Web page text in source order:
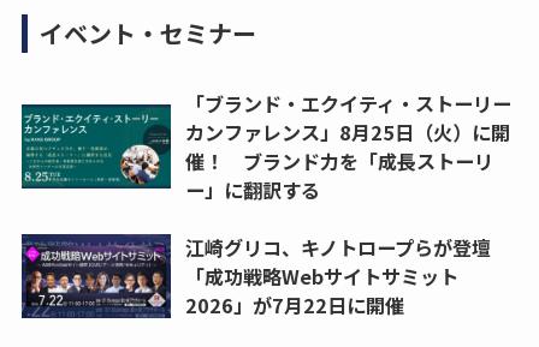
イベント・セミナー
「ブランド・エクイティ・ストーリー
カンファレンス」8月25日（火）に開
催！ ブランド力を「成長ストーリ
ー」に翻訳する
江崎グリコ、キノトロープらが登壇
「成功戦略Webサイトサミット
2026」が7月22日に開催